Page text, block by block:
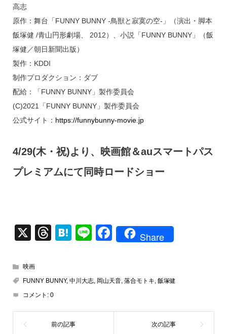
高志
原作：舞台「FUNNY BUNNY -鳥獣と寂寞の空-」（演出・脚本
飯塚健 /青山円形劇場、 2012）、小説「FUNNY BUNNY」（飯
塚健／朝日新聞出版）
製作：KDDI
制作プロダクション：ダブ
配給：「FUNNY BUNNY」製作委員会
(C)2021「FUNNY BUNNY」製作委員会
公式サイト： https://funnybunny-movie.jp
4/29(木・祝)より、映画館＆auスマートパス
プレミアムにて同時ロードショー
X
T
a
d
s
H
n
Li
F
e
o
Share
映画
FUNNY BUNNY, 中川大志, 岡山天音, 落合モトキ, 飯塚健
コメント: 0